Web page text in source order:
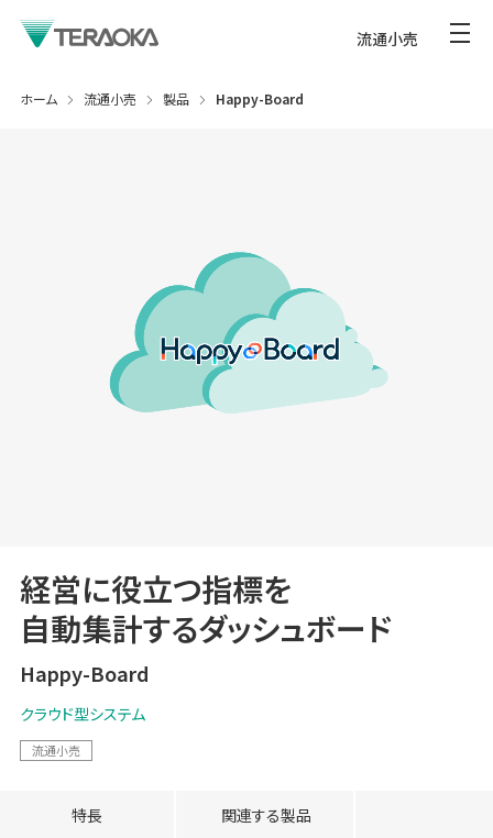
流通小売
ホーム 流通小売 製品 Happy-Board
経営に役立つ指標を
自動集計するダッシュボード
Happy-Board
クラウド型システム
流通小売
特長 関連する製品